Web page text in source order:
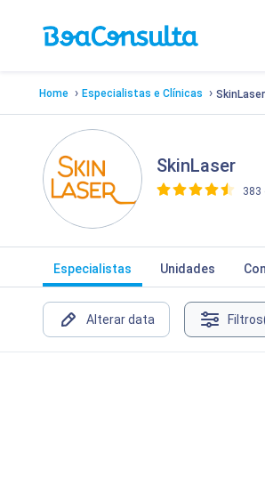
Home › Especialistas e Clínicas › SkinLaser
SkinLaser
383
Especialistas Unidades
Alterar data Filtros